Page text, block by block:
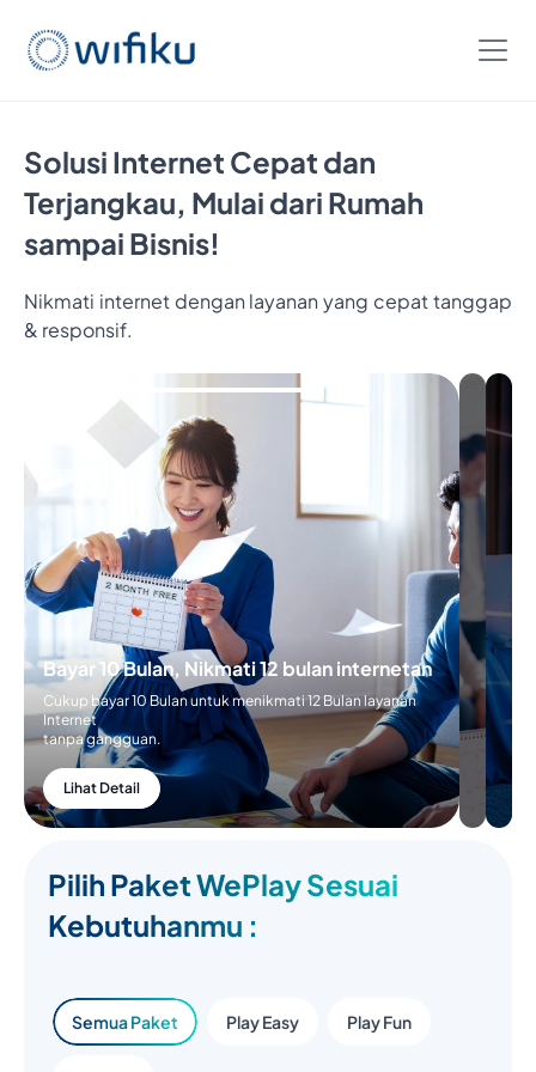
Solusi Internet Cepat dan
Terjangkau, Mulai dari Rumah
sampai Bisnis!
Nikmati internet dengan layanan yang cepat tanggap
& responsif.
Bayar 10 Bulan, Nikmati 12 bulan internetan
Cukup bayar 10 Bulan untuk menikmati 12 Bulan layanan
Internet
tanpa gangguan.
Lihat Detail
Pilih Paket WePlay Sesuai
Kebutuhanmu :
Semua Paket Play Easy Play Fun